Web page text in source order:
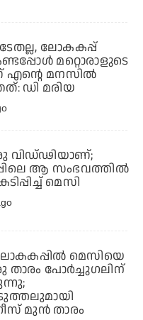
ലോകകപ്പ്
മറ്റൊരാളുടെ
മനസില്‍
ഡി മരിയ
വിഡ്ഢിയാണ്;
ആ സംഭവത്തില്‍
മെസി
മെസിയെ
പോര്‍ച്ചുഗലിന്
മുന്‍ താരം